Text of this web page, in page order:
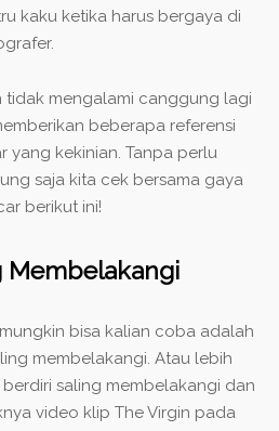
kaku ketika harus bergaya di
tidak mengalami canggung lagi
beberapa referensi
yang kekinian. Tanpa perlu
saja kita cek bersama gaya
berikut ini!
Membelakangi
bisa kalian coba adalah
membelakangi. Atau lebih
saling membelakangi dan
video klip The Virgin pada